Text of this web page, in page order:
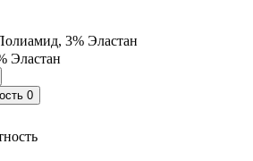
3% Эластан
Эластан
0